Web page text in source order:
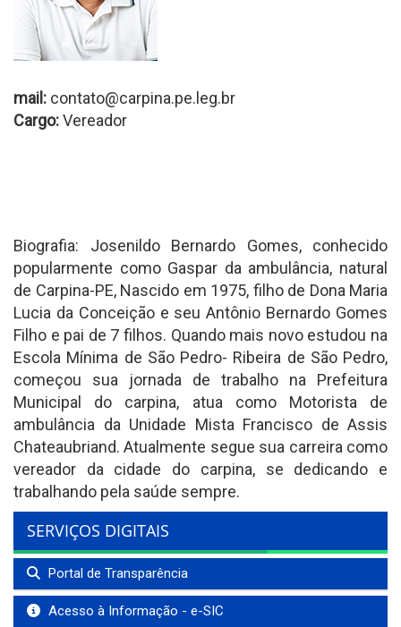
mail: contato@carpina.pe.leg.br
Cargo:Vereador
Biografia: Josenildo Bernardo Gomes, conhecido
popularmente como Gaspar da ambulância, natural
de Carpina-PE, Nascido em 1975, filho de Dona Maria
Lucia da Conceição e seu Antônio Bernardo Gomes
Filho e pai de 7 filhos. Quando mais novo estudou na
Escola Mínima de São Pedro- Ribeira de São Pedro,
começou sua jornada de trabalho na Prefeitura
Municipal do carpina, atua como Motorista de
ambulância da Unidade Mista Francisco de Assis
Chateaubriand. Atualmente segue sua carreira como
vereador da cidade do carpina, se dedicando e
trabalhando pela saúde sempre.
SERVIÇOS DIGITAIS
Portal de Transparência
Acesso à Informação - e-SIC